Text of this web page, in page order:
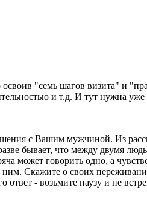
"семь шагов визита" и
и т.д. И тут нужна
с Вашим мужчиной. Из
бывает, что между двумя
может говорить одно, а
Скажите о своих
ответ - возьмите паузу и не